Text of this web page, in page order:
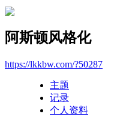
阿斯顿风格化
https://lkkbw.com/?50287
主题
记录
个人资料